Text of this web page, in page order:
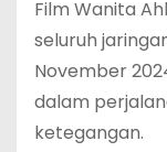
Film Wanita
seluruh
November
dalam
ketegangan.